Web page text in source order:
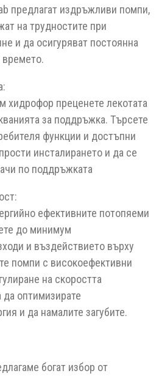
предлагат издръжливи помпи,
на трудностите при
и да осигуряват постоянна
времето.
хидрофор преценете лекотата
за поддръжка. Търсете
функции и достъпни
инсталирането и да се
по поддръжката
ефективните потопяеми
до минимум
и въздействието върху
помпи с високоефективни
на скоростта
оптимизирате
и да намалите загубите.
богат избор от